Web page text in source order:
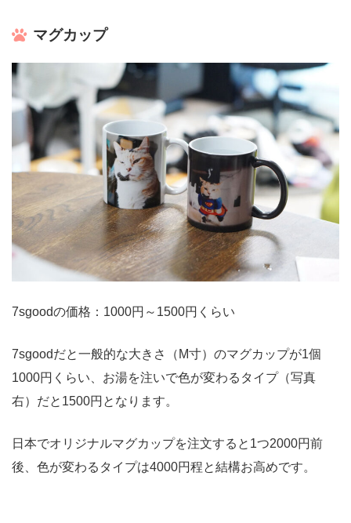
マグカップ
7sgoodの価格：1000円～1500円くらい
7sgoodだと一般的な大きさ（M寸）のマグカップが1個
1000円くらい、お湯を注いで色が変わるタイプ（写真
右）だと1500円となります。
日本でオリジナルマグカップを注文すると1つ2000円前
後、色が変わるタイプは4000円程と結構お高めです。